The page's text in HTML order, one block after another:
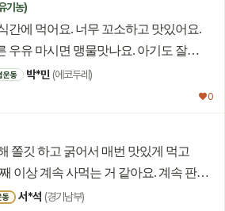
강하세요. 농부님
기농)
간에 먹어요. 너무 꼬소하고 맛있어요.
우유 마시면 맹물맛나요. 아기도 잘
운동 박*민 (에코두레)
♥ 0
쫄깃 하고 굵어서 매번 맛있게 먹고
이상 계속 사먹는 거 같아요. 계속 판매
동 서*석 (경기남부)